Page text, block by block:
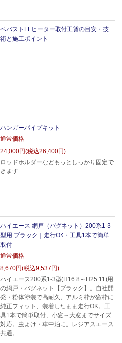
ベバストFFヒーター取付工賃の目安・技
術と施工ポイント
ハンガーパイプキット
通常価格
24,000円(税込26,400円)
ロッドホルダーなどもっとしっかり固定で
きます
ハイエース 網戸（バグネット）200系1-3
型用 ブラック｜走行OK・工具1本で簡単
取付
通常価格
8,670円(税込9,537円)
ハイエース200系1-3型(H16.8～H25.11)用
の網戸・バグネット【ブラック】。自社開
発・粉体塗装で高耐久。アルミ枠が窓枠に
純正フィット、装着したまま走行OK。工
具1本で簡単取付、小窓～大窓までサイズ
対応。虫よけ・車中泊に。レジアスエース
共通。